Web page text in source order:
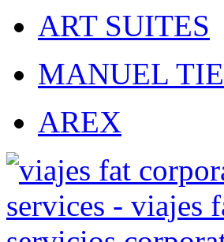
ART SUITES
MANUEL
AREX